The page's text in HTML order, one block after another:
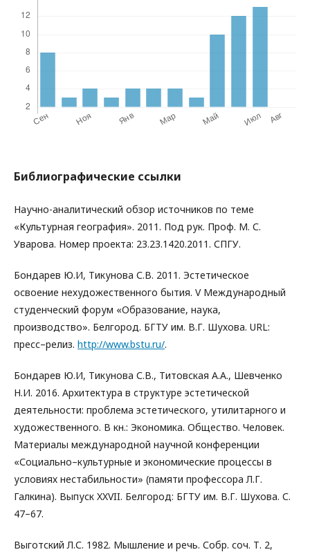
Библиографические ссылки
Научно-аналитический обзор источников по теме
«Культурная география». 2011. Под рук. Проф. М. С.
Уварова. Номер проекта: 23.23.1420.2011. СПГУ.
Бондарев Ю.И, Тикунова С.В. 2011. Эстетическое
освоение нехудожественного бытия. V Международный
студенческий форум «Образование, наука,
производство». Белгород. БГТУ им. В.Г. Шухова. URL:
пресс–релиз. http://www.bstu.ru/.
Бондарев Ю.И, Тикунова С.В., Титовская А.А., Шевченко
Н.И. 2016. Архитектура в структуре эстетической
деятельности: проблема эстетического, утилитарного и
художественного. В кн.: Экономика. Общество. Человек.
Материалы международной научной конференции
«Социально–культурные и экономические процессы в
условиях нестабильности» (памяти профессора Л.Г.
Галкина). Выпуск XXVII. Белгород: БГТУ им. В.Г. Шухова. С.
47–67.
Выготский Л.С. 1982. Мышление и речь. Собр. соч. Т. 2,